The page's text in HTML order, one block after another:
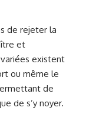
de rejeter la
et
existent
ou même le
de
de s’y noyer.